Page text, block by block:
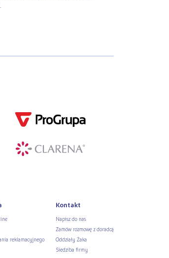
reklamacyjnego
Kontakt
Napisz do nas
Zamów rozmowę z doradcą
Oddziały Żaka
Siedziba firmy